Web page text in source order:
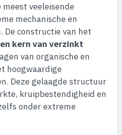
meest veeleisende
mechanische en
De constructie van het
kern van verzinkt
van organische en
hoogwaardige
Deze gelaagde structuur
kruipbestendigheid en
onder extreme